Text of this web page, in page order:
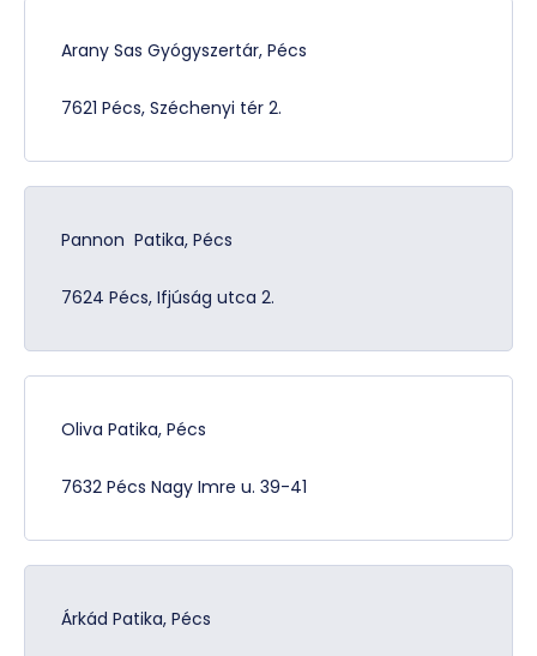
Arany Sas Gyógyszertár, Pécs
7621 Pécs, Széchenyi tér 2.
Pannon Patika, Pécs
7624 Pécs, Ifjúság utca 2.
Oliva Patika, Pécs
7632 Pécs Nagy Imre u. 39-41
Árkád Patika, Pécs